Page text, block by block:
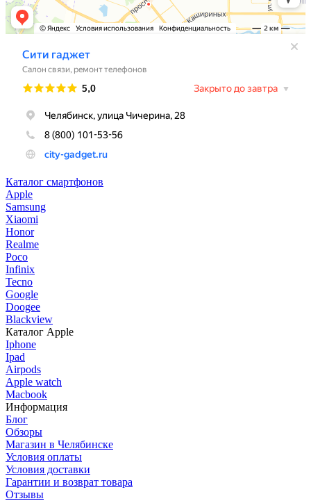
Каталог смартфонов
Apple
Samsung
Xiaomi
Honor
Realme
Poco
Infinix
Tecno
Google
Doogee
Blackview
Каталог Apple
Iphone
Ipad
Airpods
Apple watch
Macbook
Информация
Блог
Обзоры
Магазин в Челябинске
Условия оплаты
Условия доставки
Гарантии и возврат товара
Отзывы